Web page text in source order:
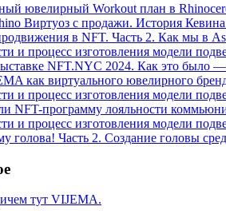
ювелирный Workout план в
Виртуоз с продажи. История Кевина
в NFT. Часть 2. Как мы в
и процесс изготовления модели
NFT.NYC 2024. Как это было —
как виртуального ювелирного
и процесс изготовления модели
NFT-программу лояльности
и процесс изготовления модели
голова! Часть 2. Создание головы